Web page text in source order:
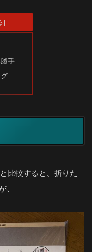
手
比較すると、折りた
、